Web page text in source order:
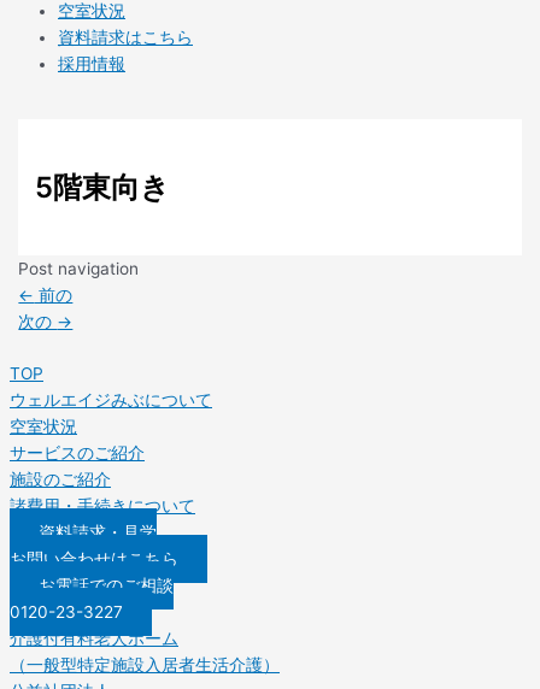
空室状況
資料請求はこちら
採用情報
5階東向き
Post navigation
← 前の
次の →
TOP
ウェルエイジみぶについて
空室状況
サービスのご紹介
施設のご紹介
諸費用・手続きについて
資料請求・見学
お問い合わせはこちら
お電話でのご相談
0120-23-3227
介護付有料老人ホーム
（一般型特定施設入居者生活介護）